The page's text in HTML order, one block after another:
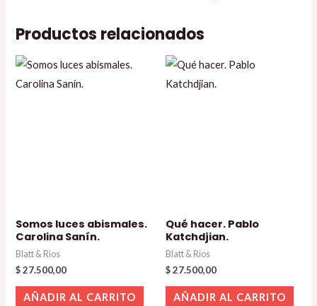
Productos relacionados
Somos luces abismales.
Carolina Sanín.
Blatt & Rios
$27.500,00
AÑADIR AL CARRITO
Qué hacer. Pablo
Katchdjian.
Blatt & Rios
$27.500,00
AÑADIR AL CARRITO